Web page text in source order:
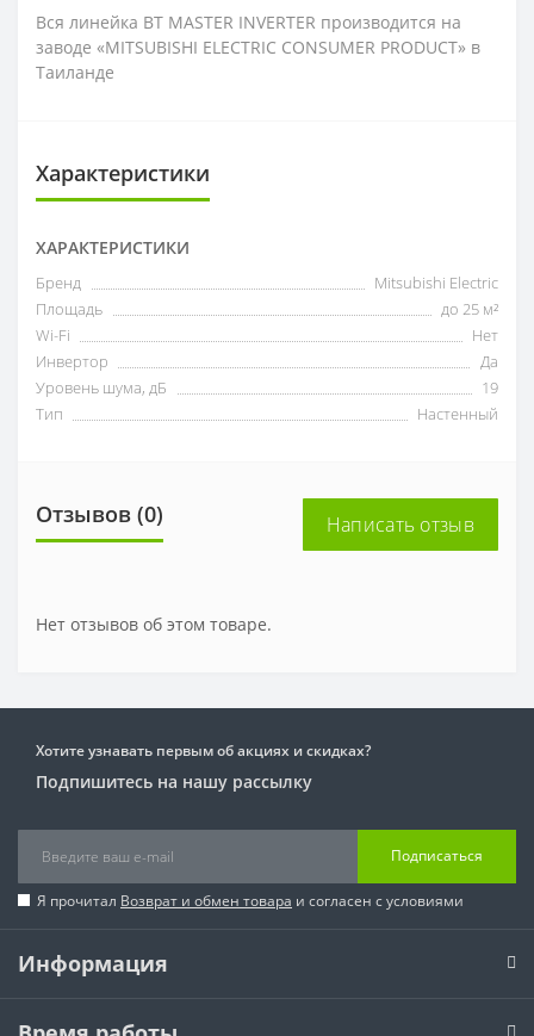
Вся линейка BT MASTER INVERTER производится на
заводе «MITSUBISHI ELECTRIC CONSUMER PRODUCT» в
Таиланде
Характеристики
ХАРАКТЕРИСТИКИ
Бренд
Mitsubishi Electric
Площадь
до 25 м²
Wi-Fi
Нет
Инвертор
Да
Уровень шума, дБ
19
Тип
Настенный
Отзывов (0) Написать отзыв
Нет отзывов об этом товаре.
Хотите узнавать первым об акциях и скидках?
Подпишитесь на нашу рассылку
Подписаться
Я прочитал Возврат и обмен товара и согласен с условиями
Информация